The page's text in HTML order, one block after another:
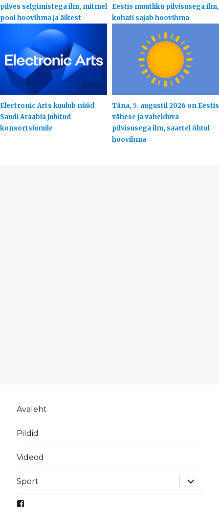
pilves selgimistega ilm, mitmel
pool hoovihma ja äikest
Eestis muutliku pilvisusega ilm,
kohati sajab hoovihma
Electronic Arts kuulub nüüd
Saudi Araabia juhitud
konsortsiumile
Täna, 5. augustil 2026 on Eestis
vähese ja vahelduva
pilvisusega ilm, saartel õhtul
hoovihma
Avaleht
Pildid
Videod
Sport
laienda